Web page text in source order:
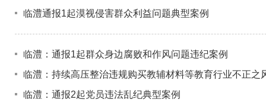
临澧通报1起漠视侵害群众利益问题典型案例
临澧：通报1起群众身边腐败和作风问题违纪案例
临澧：持续高压整治违规购买教辅材料等教育行业不正之
临澧：通报2起党员违法乱纪典型案例